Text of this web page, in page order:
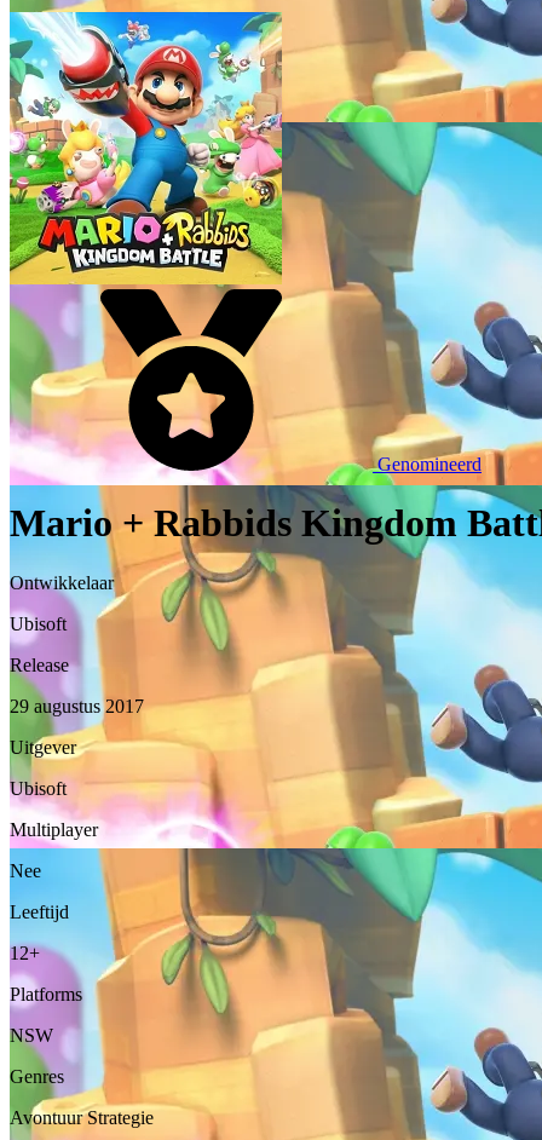
Genomineerd
Mario + Rabbids Kingdom
Ontwikkelaar
Ubisoft
Release
29 augustus 2017
Uitgever
Ubisoft
Multiplayer
Nee
Leeftijd
12+
Platforms
NSW
Genres
Avontuur Strategie